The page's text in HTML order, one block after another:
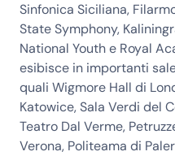
Sinfonica Siciliana,
State Symphony,
National Youth e Royal
esibisce in importanti
quali Wigmore Hall di
Katowice, Sala Verdi del
Teatro Dal Verme,
Verona, Politeama di